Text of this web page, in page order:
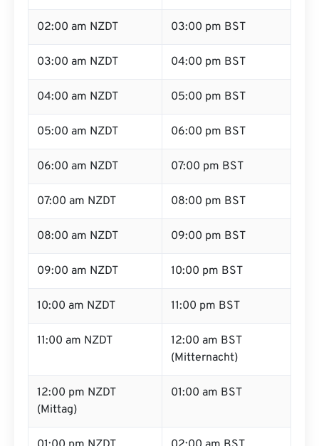
02:00 am NZDT 03:00 pm BST
03:00 am NZDT 04:00 pm BST
04:00 am NZDT 05:00 pm BST
05:00 am NZDT 06:00 pm BST
06:00 am NZDT 07:00 pm BST
07:00 am NZDT 08:00 pm BST
08:00 am NZDT 09:00 pm BST
09:00 am NZDT 10:00 pm BST
10:00 am NZDT 11:00 pm BST
11:00 am NZDT
12:00 am BST
(Mitternacht)
12:00 pm NZDT
(Mittag)
01:00 am BST